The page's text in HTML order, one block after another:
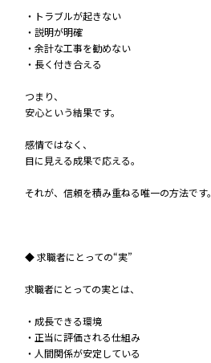
・トラブルが起きない
・説明が明確
・余計な工事を勧めない
・長く付き合える
つまり、
安心という結果です。
感情ではなく、
目に見える成果で応える。
それが、信頼を積み重ねる唯一の方法です。
◆ 求職者にとっての“実”
求職者にとっての実とは、
・成長できる環境
・正当に評価される仕組み
・人間関係が安定している